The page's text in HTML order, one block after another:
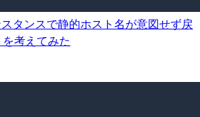
タンスで静的ホスト名が意図せず戻
考えてみた